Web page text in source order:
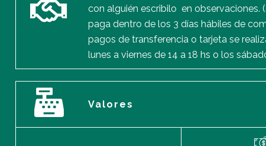
con alguién escribilo en observaciones.
paga dentro de los 3 días hábiles de
pagos de transferencia o tarjeta se
lunes a viernes de 14 a 18 hs o los
Valores